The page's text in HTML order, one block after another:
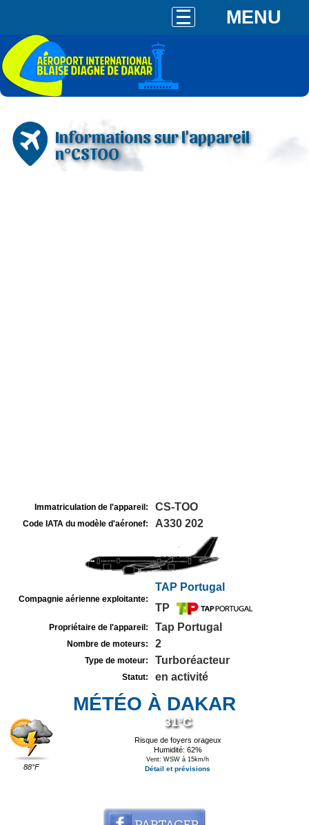
MENU
Informations sur l'appareil
n°CSTOO
Immatriculation de l'appareil: CS-TOO
Code IATA du modèle d'aéronef: A330 202
Compagnie aérienne exploitante:
TAP Portugal
TP
Propriétaire de l'appareil: Tap Portugal
Nombre de moteurs: 2
Type de moteur: Turboréacteur
Statut: en activité
MÉTÉO À DAKAR
88°F
31°C
Risque de foyers orageux
Humidité: 62%
Vent: WSW à 15km/h
Détail et prévisions